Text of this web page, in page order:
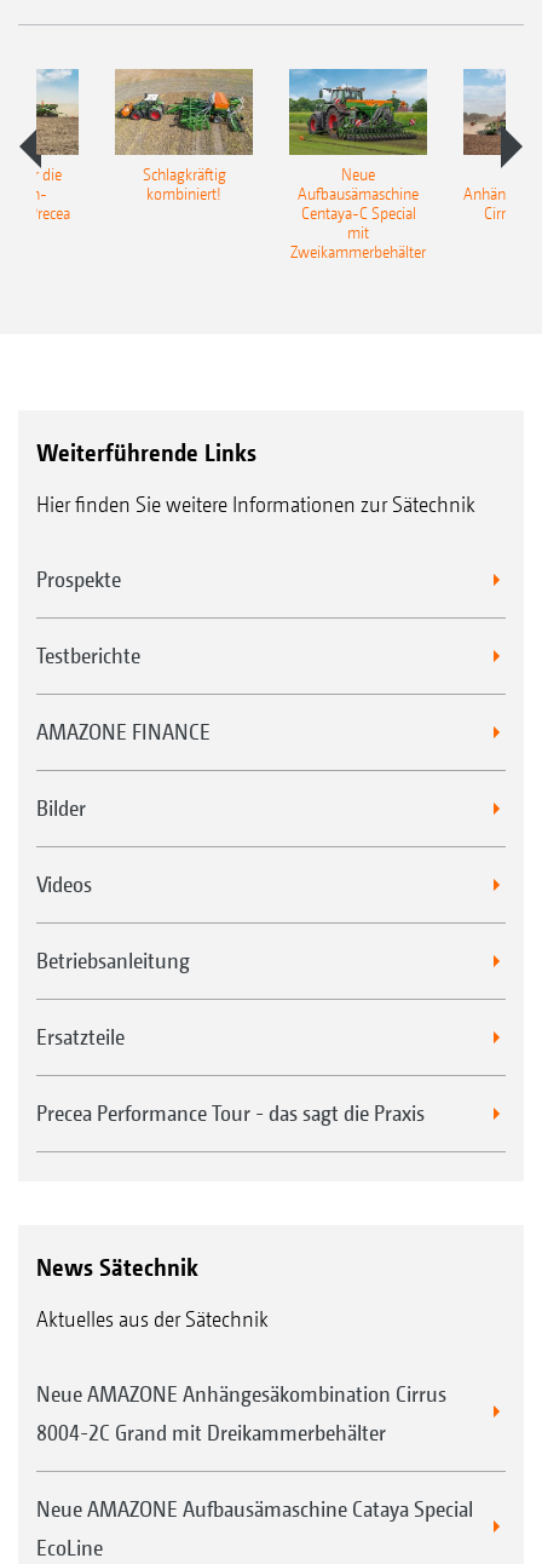
für die
Precea
Schlagkräftig
kombiniert!
Neue
Aufbausämaschine
Centaya-C Special
mit
Zweikammerbehälter
Cirrus
Weiterführende Links
Hier finden Sie weitere Informationen zur Sätechnik
Prospekte
Testberichte
AMAZONE FINANCE
Bilder
Videos
Betriebsanleitung
Ersatzteile
Precea Performance Tour - das sagt die Praxis
News Sätechnik
Aktuelles aus der Sätechnik
Neue AMAZONE Anhängesäkombination Cirrus
8004-2C Grand mit Dreikammerbehälter
Neue AMAZONE Aufbausämaschine Cataya Special
EcoLine